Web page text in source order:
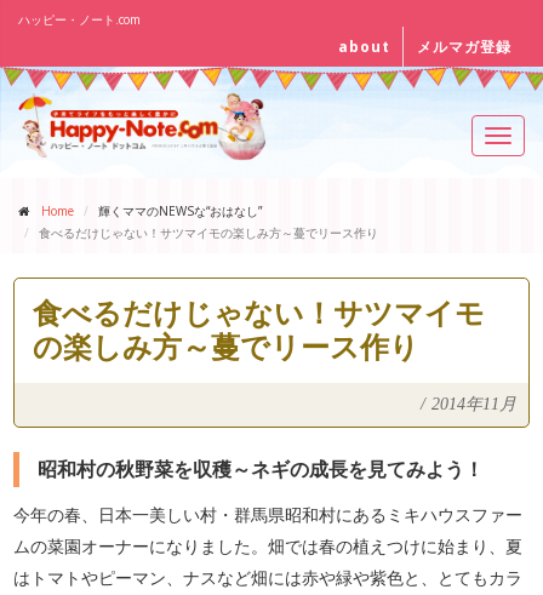
ハッピー・ノート.com
about メルマガ登録
Home
輝くママのNEWSな“おはなし”
食べるだけじゃない！サツマイモの楽しみ方～蔓でリース作り
食べるだけじゃない！サツマイモ
の楽しみ方～蔓でリース作り
/ 2014年11月
昭和村の秋野菜を収穫～ネギの成長を見てみよう！
今年の春、日本一美しい村・群馬県昭和村にあるミキハウスファー
ムの菜園オーナーになりました。畑では春の植えつけに始まり、夏
はトマトやピーマン、ナスなど畑には赤や緑や紫色と、とてもカラ